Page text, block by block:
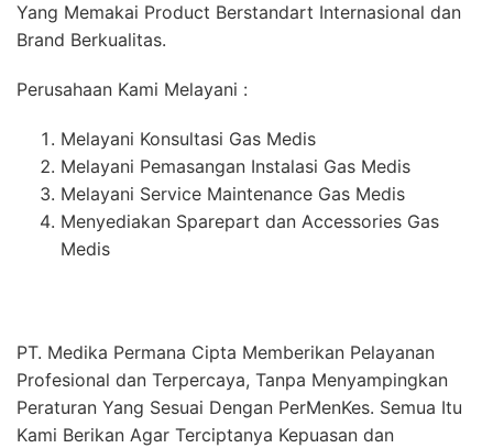
Yang Memakai Product Berstandart Internasional dan
Brand Berkualitas.
Perusahaan Kami Melayani :
Melayani Konsultasi Gas Medis
Melayani Pemasangan Instalasi Gas Medis
Melayani Service Maintenance Gas Medis
Menyediakan Sparepart dan Accessories Gas
Medis
PT. Medika Permana Cipta Memberikan Pelayanan
Profesional dan Terpercaya, Tanpa Menyampingkan
Peraturan Yang Sesuai Dengan PerMenKes. Semua Itu
Kami Berikan Agar Terciptanya Kepuasan dan